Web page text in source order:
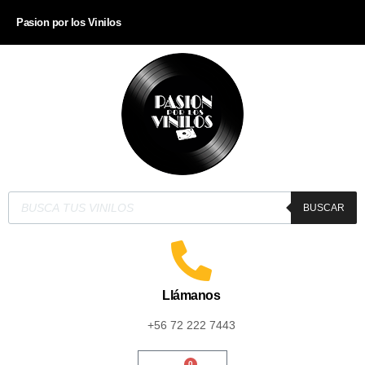
Pasion por los Vinilos
BUSCAR
Llámanos
+56 72 222 7443